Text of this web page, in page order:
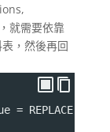
就需要依靠
，然後再回
= REPLACE(